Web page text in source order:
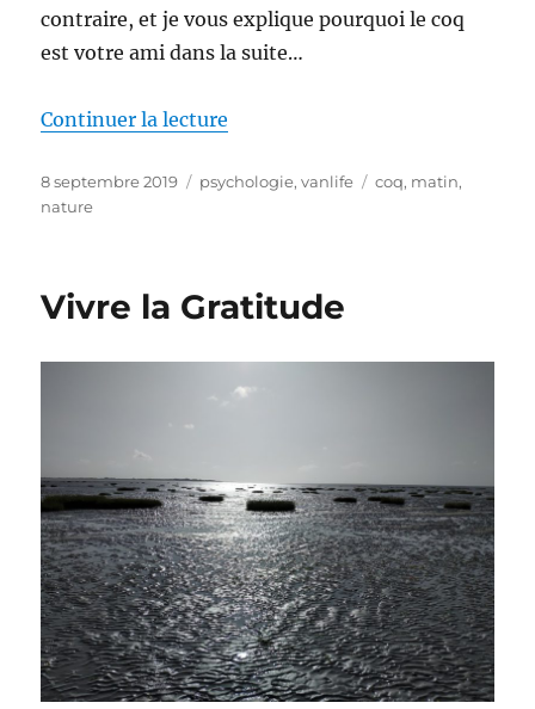
contraire, et je vous explique pourquoi le coq
est votre ami dans la suite…
Continuer la lecture
Publié
le
8 septembre 2019 Catégories
psychologie,vanlife Étiquettes
coq, matin,
nature
Vivre la Gratitude